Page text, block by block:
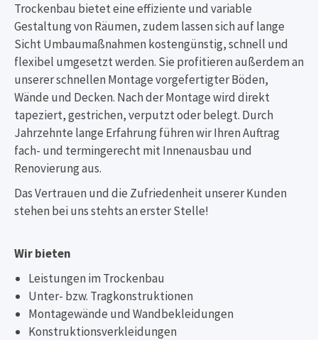
Trockenbau bietet eine effiziente und variable
Gestaltung von Räumen, zudem lassen sich auf lange
Sicht Umbaumaßnahmen kostengünstig, schnell und
flexibel umgesetzt werden. Sie profitieren außerdem an
unserer schnellen Montage vorgefertigter Böden,
Wände und Decken. Nach der Montage wird direkt
tapeziert, gestrichen, verputzt oder belegt. Durch
Jahrzehnte lange Erfahrung führen wir Ihren Auftrag
fach- und termingerecht mit Innenausbau und
Renovierung aus.
Das Vertrauen und die Zufriedenheit unserer Kunden
stehen bei uns stehts an erster Stelle!
Wir bieten
Leistungen im Trockenbau
Unter- bzw. Tragkonstruktionen
Montagewände und Wandbekleidungen
Konstruktionsverkleidungen